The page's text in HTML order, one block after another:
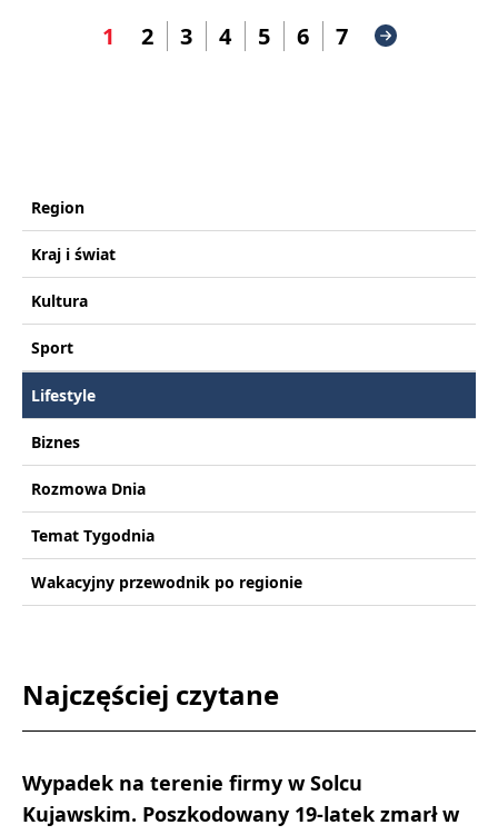
1 2 3 4 5 6 7
Region
Kraj i świat
Kultura
Sport
Lifestyle
Biznes
Rozmowa Dnia
Temat Tygodnia
Wakacyjny przewodnik po regionie
Najczęściej czytane
Wypadek na terenie firmy w Solcu
Kujawskim. Poszkodowany 19-latek zmarł w